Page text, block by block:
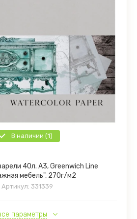
В наличии (1)
40л. А3, Greenwich Line
мебель", 270г/м2
Артикул: 331339
параметры